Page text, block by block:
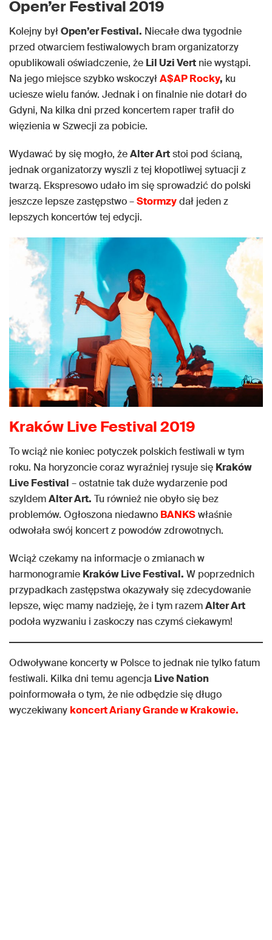
Open’er Festival 2019
Kolejny byłOpen’er Festival. Niecałe dwa tygodnie
przed otwarciem festiwalowych bram organizatorzy
opublikowali oświadczenie, że Lil Uzi Vert nie wystąpi.
Na jego miejsce szybko wskoczyłA$AP Rocky, ku
uciesze wielu fanów. Jednak i on finalnie nie dotarł do
Gdyni, Na kilka dni przed koncertem raper trafił do
więzienia w Szwecji za pobicie.
Wydawać by się mogło, żeAlter Artstoi pod ścianą,
jednak organizatorzy wyszli z tej kłopotliwej sytuacji z
twarzą. Ekspresowo udało im się sprowadzić do polski
jeszcze lepsze zastępstwo –Stormzydał jeden z
lepszych koncertów tej edycji.
Kraków Live Festival 2019
To wciąż nie koniec potyczek polskich festiwali w tym
roku. Na horyzoncie coraz wyraźniej rysuje się Kraków
Live Festival – ostatnie tak duże wydarzenie pod
szyldemAlter Art. Tu również nie obyło się bez
problemów. Ogłoszona niedawno BANKSwłaśnie
odwołała swój koncert z powodów zdrowotnych.
Wciąż czekamy na informacje o zmianach w
harmonogramie Kraków Live Festival. W poprzednich
przypadkach zastępstwa okazywały się zdecydowanie
lepsze, więc mamy nadzieję, że i tym razemAlter Art
podoła wyzwaniu i zaskoczy nas czymś ciekawym!
Odwoływane koncerty w Polsce to jednak nie tylko fatum
festiwali. Kilka dni temu agencja Live Nation
poinformowała o tym, że nie odbędzie się długo
wyczekiwany koncert Ariany Grande w Krakowie.